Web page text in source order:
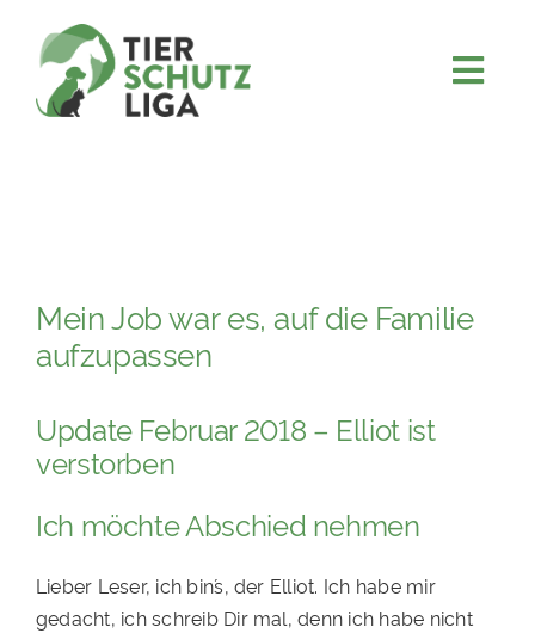
content
FÖRDERN & VERERBEN
KOOPERATIONEN
4KIDS
TIERHEIMTIERE
TIERHEIME
HELFER WERDEN
Mein Job war es, auf die Familie
aufzupassen
Update Februar 2018 – Elliot ist
verstorben
Ich möchte Abschied nehmen
Lieber Leser, ich bin´s, der Elliot. Ich habe mir
gedacht, ich schreib Dir mal, denn ich habe nicht